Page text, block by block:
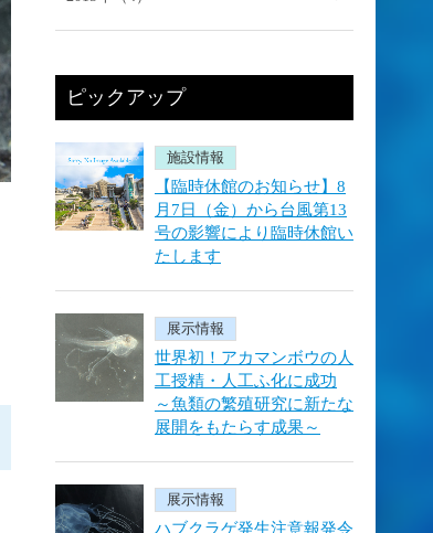
ピックアップ
施設情報
【臨時休館のお知らせ】8
月7日（金）から台風第13
号の影響により臨時休館い
たします
展示情報
世界初！アカマンボウの人
工授精・人工ふ化に成功
～魚類の繁殖研究に新たな
展開をもたらす成果～
展示情報
ハブクラゲ発生注意報発令